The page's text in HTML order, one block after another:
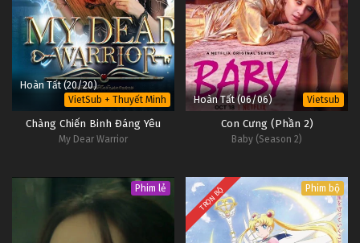
Hoàn Tất (20/20)
VietSub + Thuyết Minh
Chàng Chiến Binh Đáng Yêu
My Dear Warrior
Hoàn Tất (06/06) Vietsub
Con Cưng (Phần 2)
Baby (Season 2)
Phim lẻ TRỌN BỘ Phim bộ